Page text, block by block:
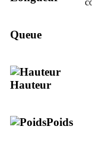
Queue
Hauteur
Poids